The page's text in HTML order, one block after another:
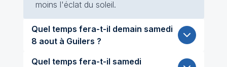
moins l'éclat du soleil.
Quel temps fera-t-il demain samedi
8 aout à Guilers ?
Quel temps fera-t-il samedi